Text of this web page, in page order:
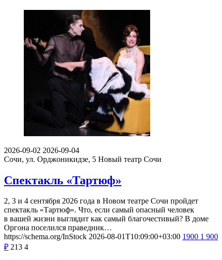
2026-09-02 2026-09-04
Сочи, ул. Орджоникидзе, 5 Новый театр Сочи
Спектакль «Тартюф»
2, 3 и 4 сентября 2026 года в Новом театре Сочи пройдет
спектакль «Тартюф». Что, если самый опасный человек
в вашей жизни выглядит как самый благочестивый? В доме
Оргона поселился праведник…
https://schema.org/InStock 2026-08-01T10:09:00+03:00 1900 1 900
₽ 213 4